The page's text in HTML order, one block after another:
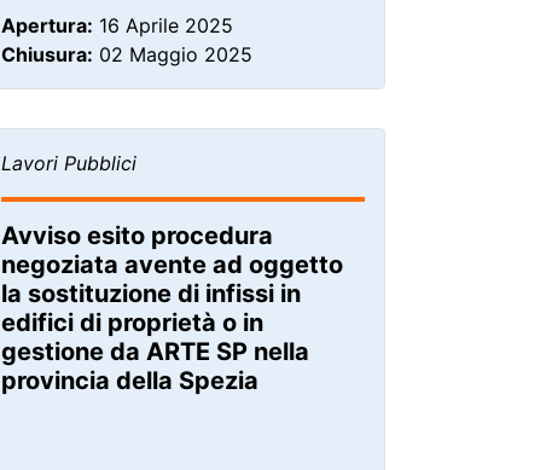
Apertura: 16 Aprile 2025
Chiusura: 02 Maggio 2025
Lavori Pubblici
Avviso esito procedura
negoziata avente ad oggetto
la sostituzione di infissi in
edifici di proprietà o in
gestione da ARTE SP nella
provincia della Spezia